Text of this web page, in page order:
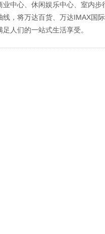
中心、休闲娱乐中心、室内
，将万达百货、万达IMAX国
人们的一站式生活享受。